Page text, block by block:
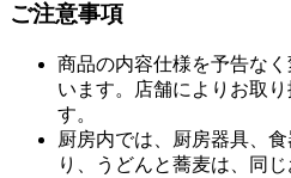
ご注意事項
商品の内容仕様を予告な
います。店舗によりお取
す。
厨房内では、厨房器具、
り、うどんと蕎麦は、同